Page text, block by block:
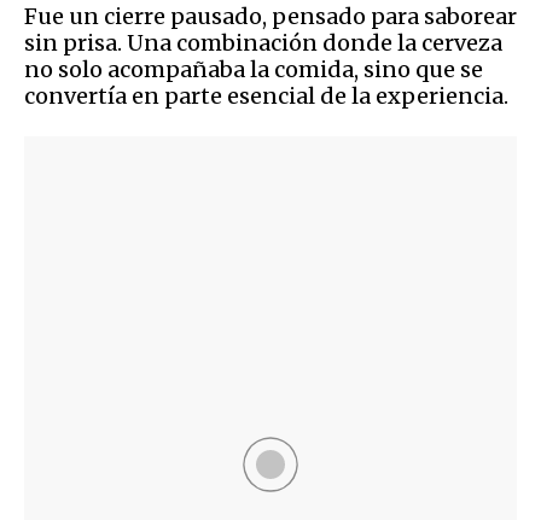
Fue un cierre pausado, pensado para saborear
sin prisa. Una combinación donde la cerveza
no solo acompañaba la comida, sino que se
convertía en parte esencial de la experiencia.